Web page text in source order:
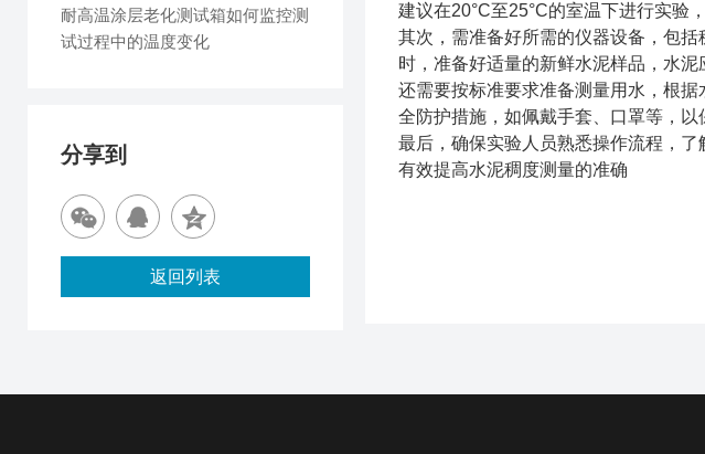
建议在20°C至25°C的室温下进行实验
其次，需准备好所需的仪器设备，包
时，准备好适量的新鲜水泥样品，水泥
还需要按标准要求准备测量用水，根
全防护措施，如佩戴手套、口罩等，以
最后，确保实验人员熟悉操作流程，
有效提高水泥稠度测量的准确
耐高温涂层老化测试箱如何监控测
试过程中的温度变化
分享到
返回列表